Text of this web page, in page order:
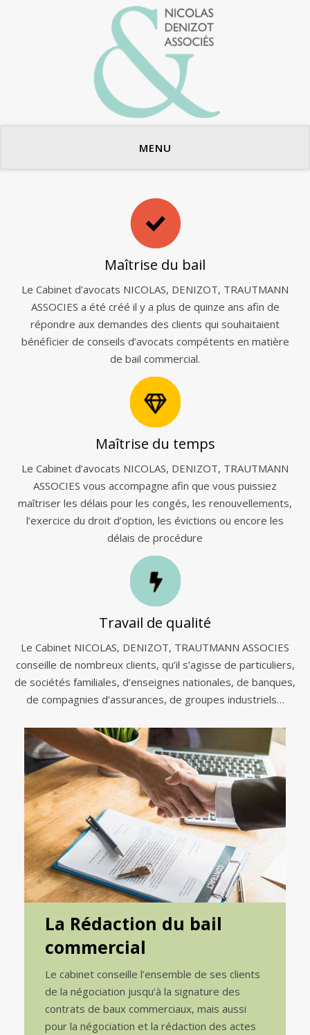
MENU
Maîtrise du bail
Le Cabinet d’avocats NICOLAS, DENIZOT, TRAUTMANN
ASSOCIES a été créé il y a plus de quinze ans afin de
répondre aux demandes des clients qui souhaitaient
bénéficier de conseils d’avocats compétents en matière
de bail commercial.
Maîtrise du temps
Le Cabinet d’avocats NICOLAS, DENIZOT, TRAUTMANN
ASSOCIES vous accompagne afin que vous puissiez
maîtriser les délais pour les congés, les renouvellements,
l’exercice du droit d’option, les évictions ou encore les
délais de procédure
Travail de qualité
Le Cabinet NICOLAS, DENIZOT, TRAUTMANN ASSOCIES
conseille de nombreux clients, qu’il s’agisse de particuliers,
de sociétés familiales, d’enseignes nationales, de banques,
de compagnies d’assurances, de groupes industriels…
La Rédaction du bail
commercial
Le cabinet conseille l’ensemble de ses clients
de la négociation jusqu’à la signature des
contrats de baux commerciaux, mais aussi
pour la négociation et la rédaction des actes